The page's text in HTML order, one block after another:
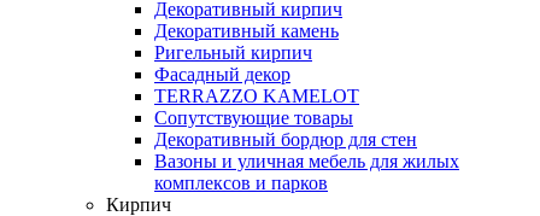
Декоративный кирпич
Декоративный камень
Ригельный кирпич
Фасадный декор
TERRAZZO KAMELOT
Сопутствующие товары
Декоративный бордюр для стен
Вазоны и уличная мебель для жилых
комплексов и парков
Кирпич